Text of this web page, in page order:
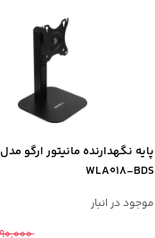
پایه نگهدارنده مانیتور ارگو مدل
WLA018-BDS
موجود در انبار